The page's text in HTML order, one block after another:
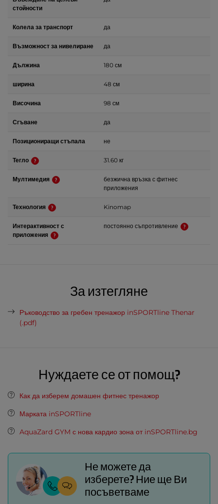
стойности
Колела за транспорт да
Възможност за нивелиране да
Дължина 180 см
ширина 48 см
Височина 98 см
Сгъване да
Позициониращи стъпала не
Тегло 31.60 кг
Мултимедия
безжична връзка с фитнес
приложения
Технология Kinomap
Интерактивност с
приложения
постоянно съпротивление
За изтегляне
Ръководство за гребен тренажор inSPORTline Thenar
(.pdf)
Нуждаете се от помощ?
Как да изберем домашен фитнес тренажор
Марката inSPORTline
AquaZard GYM с нова кардио зона от inSPORTline.bg
Не можете да
изберете? Ние ще Ви
посъветваме